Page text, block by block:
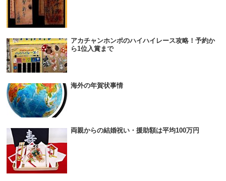
アカチャンホンポのハイハイレース攻略！予約か
ら1位入賞まで
海外の年賀状事情
両親からの結婚祝い・援助額は平均100万円